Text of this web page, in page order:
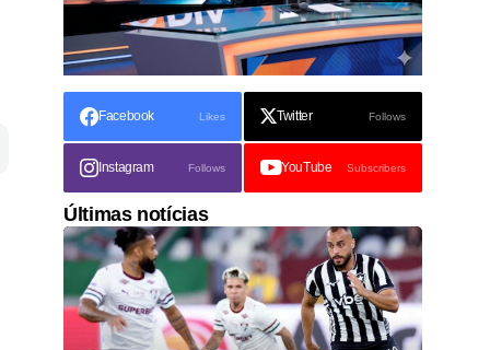
Facebook Likes Twitter Follows
Instagram Follows YouTube Subscribers
Últimas notícias